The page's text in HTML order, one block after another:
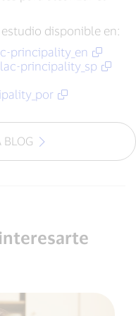
disponible en:
principality_en
principality_sp
BLOG